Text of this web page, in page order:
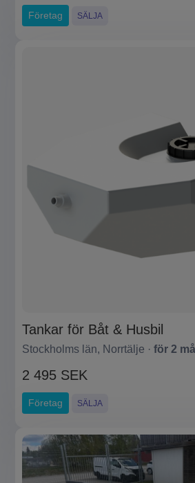
Företag SÄLJA
Tankar för Båt & Husbil
Stockholms län, Norrtälje · för 2
2 495 SEK
Företag SÄLJA